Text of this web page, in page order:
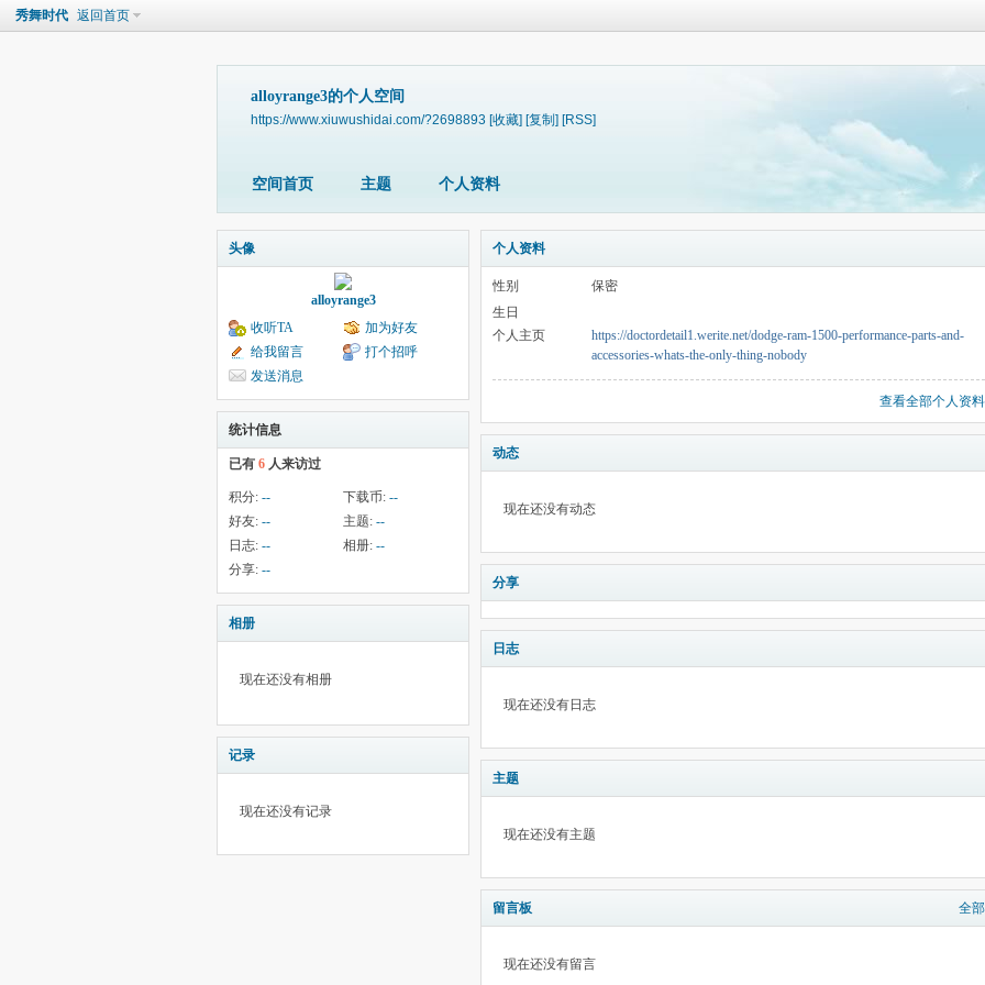
秀舞时代 返回首页
alloyrange3的个人空间
https://www.xiuwushidai.com/?2698893 [收藏] [复制] [RSS]
空间首页 主题 个人资料
头像
alloyrange3
收听TA
加为好友
给我留言
打个招呼
发送消息
统计信息
已有 6 人来访过
积分: -- 下载币: --
好友: -- 主题: --
日志: -- 相册: --
分享: --
相册
现在还没有相册
记录
现在还没有记录
个人资料
性别
保密
生日
个人主页
https://doctordetail1.werite.net/dodge-ram-1500-performance-parts-and-
accessories-whats-the-only-thing-nobody
查看全部个人资料
动态
现在还没有动态
分享
日志
现在还没有日志
主题
现在还没有主题
留言板 全部
现在还没有留言